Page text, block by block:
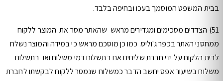
בבית המשפט המוסמך בעכו ובחיפה בלבד.
51) הצדדים מסכימים ומגדירים מראש שהאתר מסר את המוצר ללקוח
ממחסני האתר בכפר ג'וליס. כמו כן מוסכם מראש כי במידה והמוצר נשלח
לבית הלקוח על ידי חברת שליחים אם בתשלום דמי משלוח ואו בתשלום
משלוח בשיעור אפס יחשב הדבר כמשלוח שנמסר ללקוח לבקשתו לחברת